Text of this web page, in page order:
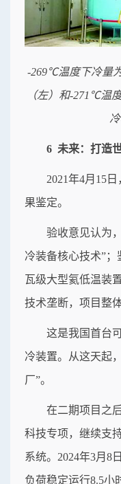
-269℃温度下冷量
（左）和-271℃温
6 未来：打造
2021年4月15
果鉴定。
验收意见认为
冷装备核心技术”
瓦级大型氦低温装
技术垄断，项目整
这是我国首台
冷装置。从这天起
厂”。
在二期项目之
科技专项，继续支
系统。2024年3月8
负荷稳定运行8.5小